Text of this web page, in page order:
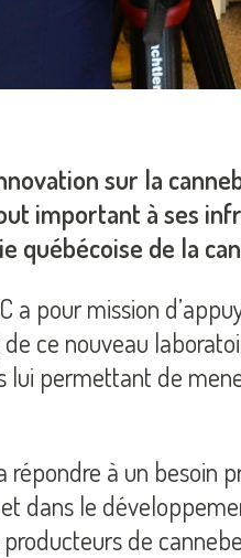
sur la
important à ses
québécoise de la
a pour mission
de ce nouveau
lui permettant de
répondre à un besoin
dans le
de